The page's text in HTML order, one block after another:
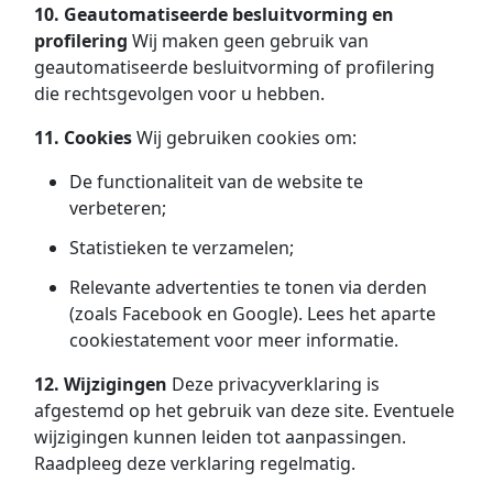
10. Geautomatiseerde besluitvorming en
profilering Wij maken geen gebruik van
geautomatiseerde besluitvorming of profilering
die rechtsgevolgen voor u hebben.
11. CookiesWij gebruiken cookies om:
De functionaliteit van de website te
verbeteren;
Statistieken te verzamelen;
Relevante advertenties te tonen via derden
(zoals Facebook en Google). Lees het aparte
cookiestatement voor meer informatie.
12. Wijzigingen Deze privacyverklaring is
afgestemd op het gebruik van deze site. Eventuele
wijzigingen kunnen leiden tot aanpassingen.
Raadpleeg deze verklaring regelmatig.